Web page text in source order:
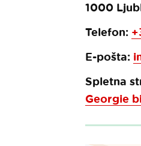
1000
Telefon:
E-pošta:
Spletna
Georgie